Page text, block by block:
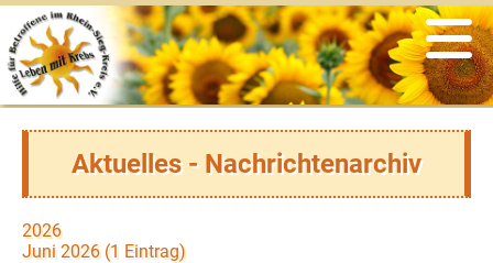
Aktuelles - Nachrichtenarchiv
2026
Juni 2026 (1 Eintrag)
Angebote
psychosoziale Unterstützung
Selbsthilfegruppen
soziale Beratung & Information
Sport & Bewegung
Veranstaltungen
Was war
Der Verein
Vereinsgeschichte
Satzung & Beitragsordnung
Vorstand
Ansprechpartner
Informationen
Links
aus der Presse
Flyer
Newsletter